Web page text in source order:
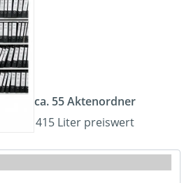
ca. 55 Aktenordner
415 Liter preiswert